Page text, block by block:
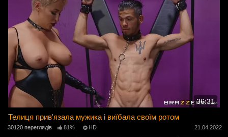
36:31
Телиця прив'язала мужика і виїбала своїм ротом
30120 переглядів 81% HD 21.04.2022